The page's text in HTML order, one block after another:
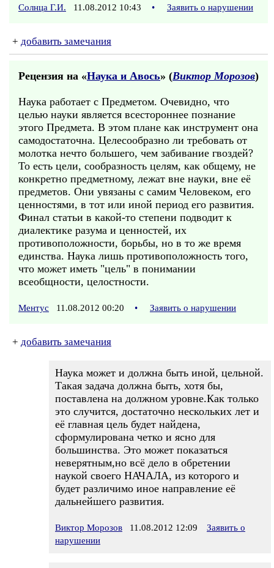
Солнца Г.И. 11.08.2012 10:43 • Заявить о нарушении
+ добавить замечания
Рецензия на «Наука и Авось» (Виктор Морозов)
Наука работает с Предметом. Очевидно, что
целью науки является всестороннее познание
этого Предмета. В этом плане как инструмент она
самодостаточна. Целесообразно ли требовать от
молотка нечто большего, чем забивание гвоздей?
То есть цели, сообразность целям, как общему, не
конкретно предметному, лежат вне науки, вне её
предметов. Они увязаны с самим Человеком, его
ценностями, в тот или иной период его развития.
Финал статьи в какой-то степени подводит к
диалектике разума и ценностей, их
противоположности, борьбы, но в то же время
единства. Наука лишь противоположность того,
что может иметь "цель" в понимании
всеобщности, целостности.
Ментус 11.08.2012 00:20 • Заявить о нарушении
+ добавить замечания
Наука может и должна быть иной, цельной.
Такая задача должна быть, хотя бы,
поставлена на должном уровне.Как только
это случится, достаточно нескольких лет и
её главная цель будет найдена,
сформулирована четко и ясно для
большинства. Это может показаться
неверятным,но всё дело в обретении
наукой своего НАЧАЛА, из которого и
будет различимо иное направление её
дальнейшего развития.
Виктор Морозов 11.08.2012 12:09
Заявить о
нарушении